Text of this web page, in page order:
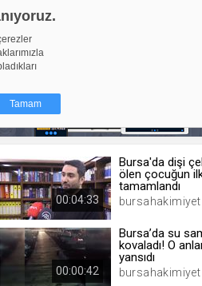
Tamam
küçük
İzniniz şu
hale
bir
00:04:33
Bursa'da dişi
ölen çocuğun
tamamlandı
bursahakimiyet
00:00:42
Bursa’da su
kovaladı! O
yansıdı
bursahakimiyet